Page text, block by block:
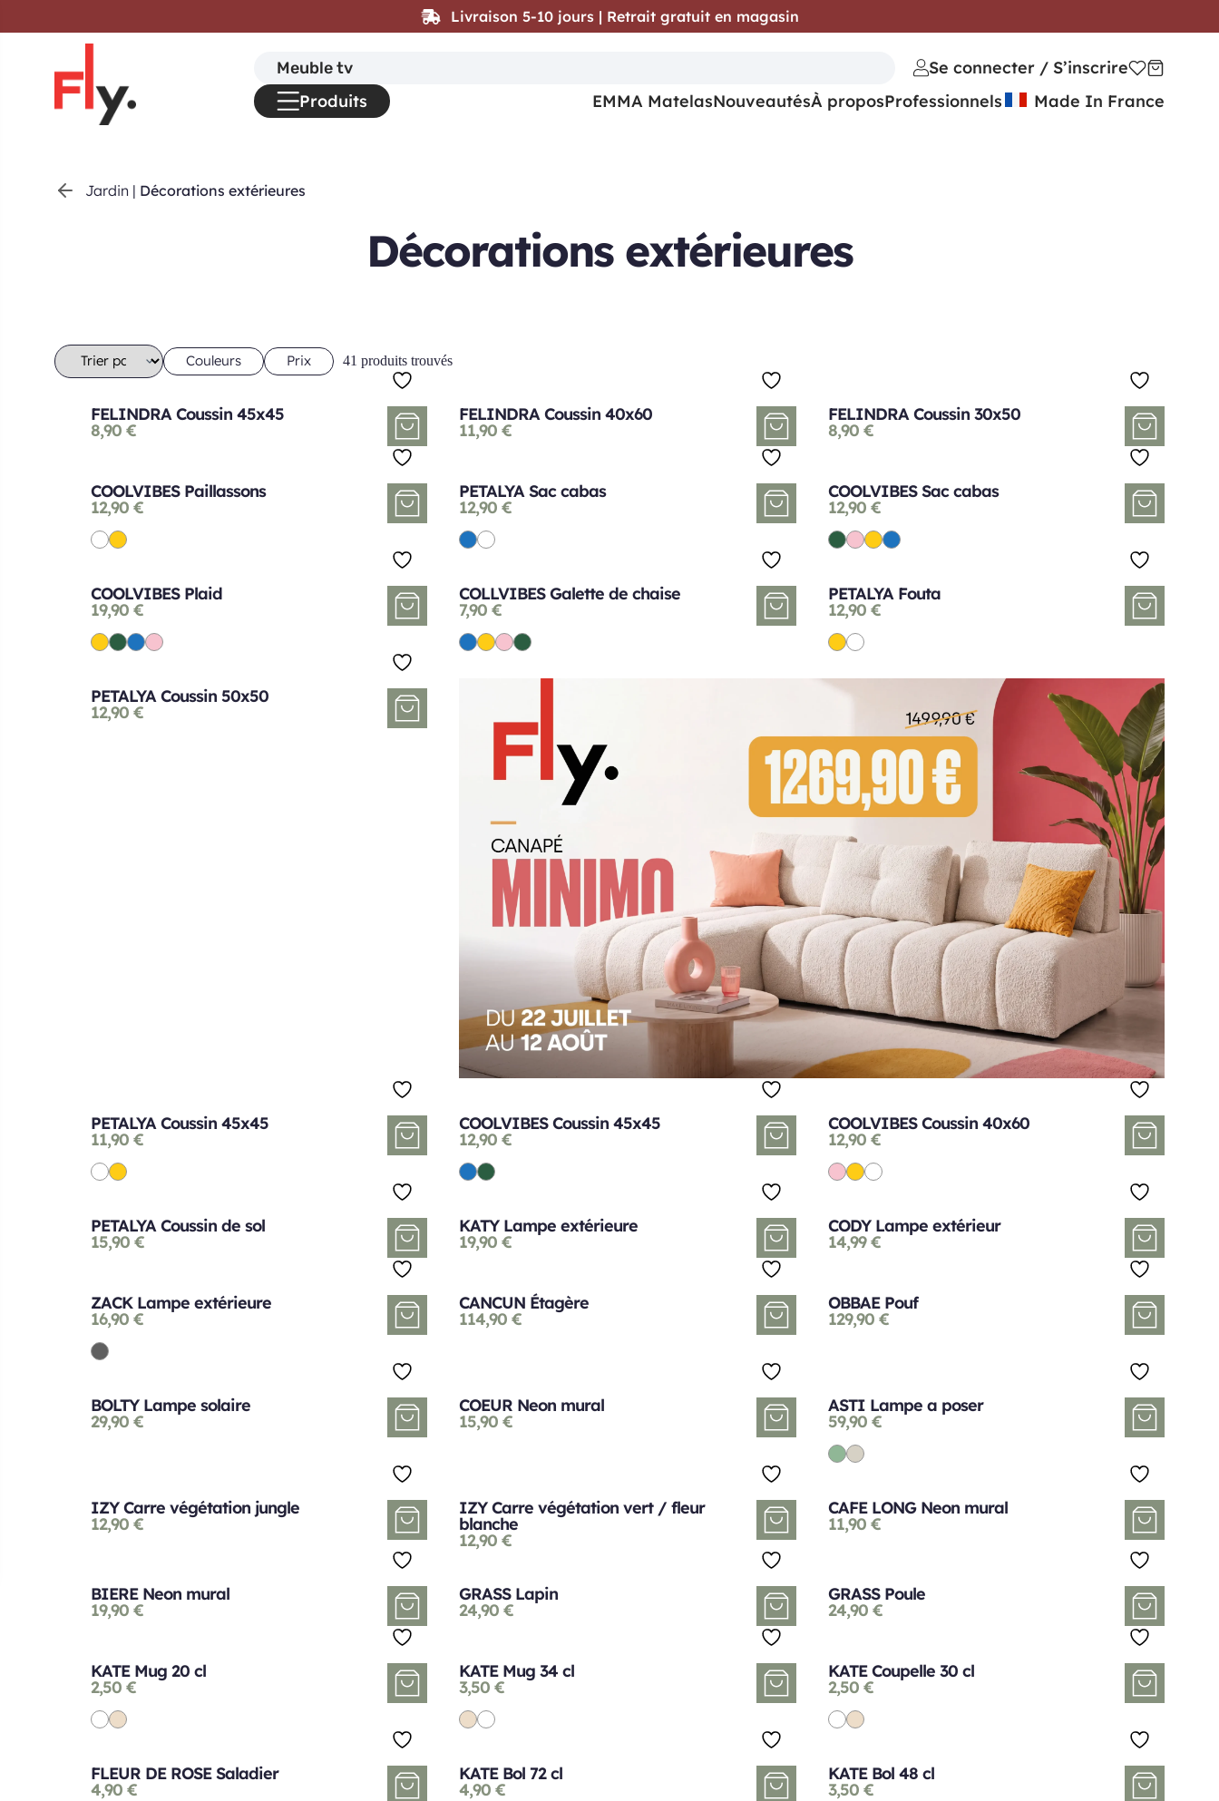
Jardin | Décorations extérieures
Décorations extérieures
Couleurs Prix 41 produits trouvés
FELINDRA Coussin 45x45
8,90 €
FELINDRA Coussin 40x60
11,90€
FELINDRA Coussin 30x50
8,90 €
COOLVIBES Paillassons
12,90 €
PETALYA Sac cabas
12,90€
COOLVIBES Sac cabas
12,90 €
COOLVIBES Plaid
19,90 €
COLLVIBES Galette de chaise
7,90€
PETALYA Fouta
12,90 €
PETALYA Coussin 50x50
12,90 €
PETALYA Coussin 45x45
11,90 €
COOLVIBES Coussin 45x45
12,90€
COOLVIBES Coussin 40x60
12,90 €
PETALYA Coussin de sol
15,90 €
KATY Lampe extérieure
19,90€
CODY Lampe extérieur
14,99€
ZACK Lampe extérieure
16,90 €
CANCUN Étagère
114,90€
OBBAE Pouf
129,90 €
BOLTY Lampe solaire
29,90 €
COEUR Neon mural
15,90€
ASTI Lampe a poser
59,90 €
IZY Carre végétation jungle
12,90 €
IZY Carre végétation vert / fleur
blanche
12,90€
CAFE LONG Neon mural
11,90 €
BIERE Neon mural
19,90 €
GRASS Lapin
24,90€
GRASS Poule
24,90 €
KATE Mug 20 cl
2,50 €
KATE Mug 34 cl
3,50€
KATE Coupelle 30 cl
2,50 €
FLEUR DE ROSE Saladier
4,90 €
KATE Bol 72 cl
4,90€
KATE Bol 48 cl
3,50 €
Livraison 5-10 jours | Retrait gratuit en magasin
Search
for:
Se connecter / S’inscrire
Produits
EMMA MatelasNouveautésÀ proposProfessionnels Made In France